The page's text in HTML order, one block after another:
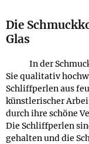
Die
Glas
In der
Sie qualitativ
Schliffperlen aus
künstlerischer
durch ihre schöne
Die Schliffperlen
gehalten und die